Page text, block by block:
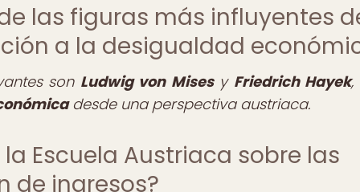
las figuras más influyentes
a la desigualdad
son Ludwig von Misesy Friedrich Hayek,
desde una perspectiva austriaca.
Escuela Austriaca sobre las
de ingresos?